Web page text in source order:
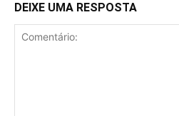
DEIXE UMA RESPOSTA